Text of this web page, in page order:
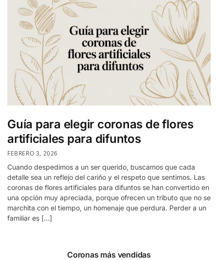
Guía para elegir coronas de flores
artificiales para difuntos
FEBRERO 3, 2026
Cuando despedimos a un ser querido, buscamos que cada
detalle sea un reflejo del cariño y el respeto que sentimos. Las
coronas de flores artificiales para difuntos se han convertido en
una opción muy apreciada, porque ofrecen un tributo que no se
marchita con el tiempo, un homenaje que perdura. Perder a un
familiar es […]
Coronas más vendidas